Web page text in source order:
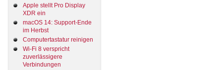
Apple stellt Pro Display
XDR ein
macOS 14: Support-Ende
im Herbst
Computertastatur reinigen
Wi-Fi 8 verspricht
zuverlässigere
Verbindungen